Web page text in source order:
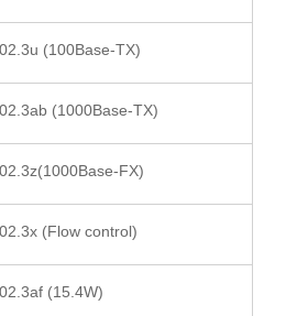
(100Base-TX)
(1000Base-TX)
FX)
(Flow control)
(15.4W)